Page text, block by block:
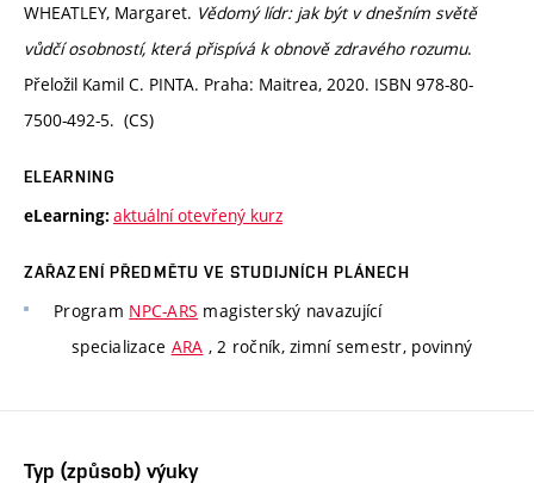
WHEATLEY, Margaret. Vědomý lídr: jak být v dnešním světě
vůdčí osobností, která přispívá k obnově zdravého rozumu.
Přeložil Kamil C. PINTA. Praha: Maitrea, 2020. ISBN 978-80-
7500-492-5. (CS)
ELEARNING
eLearning: aktuální otevřený kurz
ZAŘAZENÍ PŘEDMĚTU VE STUDIJNÍCH PLÁNECH
Program NPC-ARS magisterský navazující
specializace ARA , 2 ročník, zimní semestr, povinný
Typ (způsob) výuky